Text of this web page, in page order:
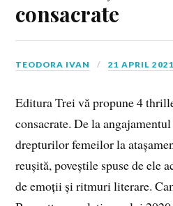
consacrate
TEODORA IVAN 21 APRIL 2021
Editura Trei vă propune 4
consacrate. De la
drepturilor femeilor la
reușită, poveștile spuse de ele
de emoții și ritmuri literare.